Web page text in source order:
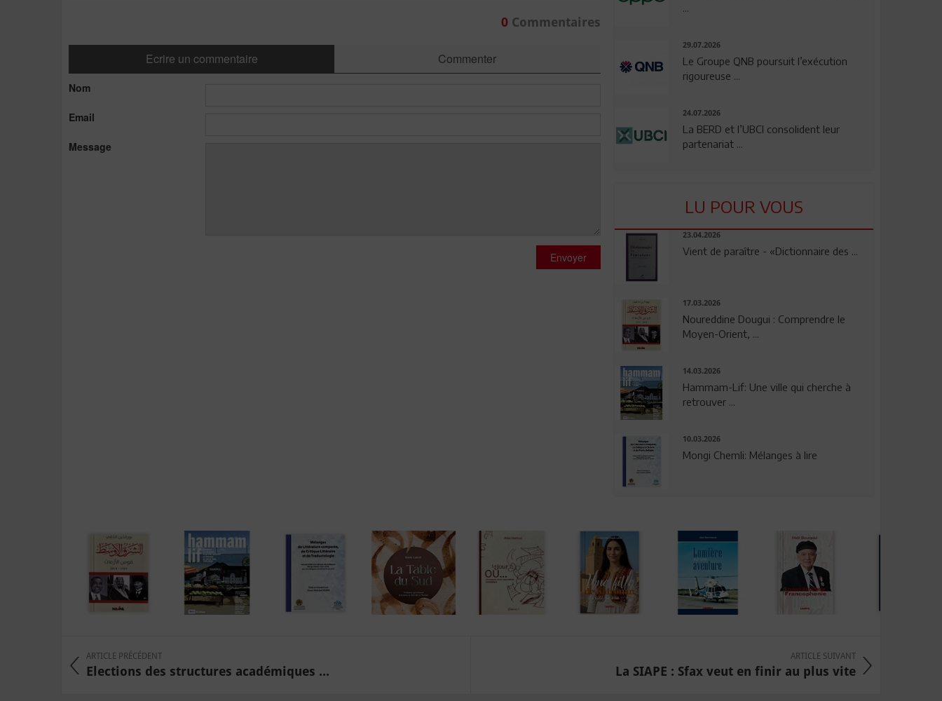
0Commentaires
Ecrire un commentaire Commenter
Nom
Email
Message
Envoyer
29.07.2026
Le Groupe QNB poursuit l’exécution
rigoureuse ...
24.07.2026
La BERD et l’UBCI consolident leur
partenariat ...
LU POUR VOUS
23.04.2026
Vient de paraître - «Dictionnaire des ...
17.03.2026
Noureddine Dougui : Comprendre le
Moyen-Orient, ...
14.03.2026
Hammam-Lif: Une ville qui cherche à
retrouver ...
10.03.2026
Mongi Chemli: Mélanges à lire
ARTICLE PRÉCÉDENT
Elections des structures académiques ...
ARTICLE SUIVANT
La SIAPE : Sfax veut en finir au plus vite